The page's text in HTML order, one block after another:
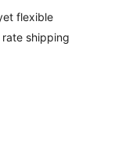
flexible
shipping